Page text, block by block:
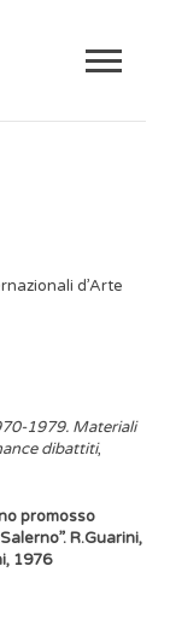
d’Arte
1979. Materiali
dibattiti,
promosso
R.Guarini,
1976